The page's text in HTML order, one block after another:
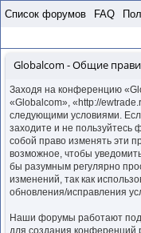
Список форумов FAQ
Globalcom - Общие
Заходя на конференцию
«Globalcom», «http://
следующими условиями.
заходите и не
собой право изменять эти
возможное, чтобы
бы разумным регулярно
изменений, так как
обновления/исправления
Наши форумы работают под
для создания конференций